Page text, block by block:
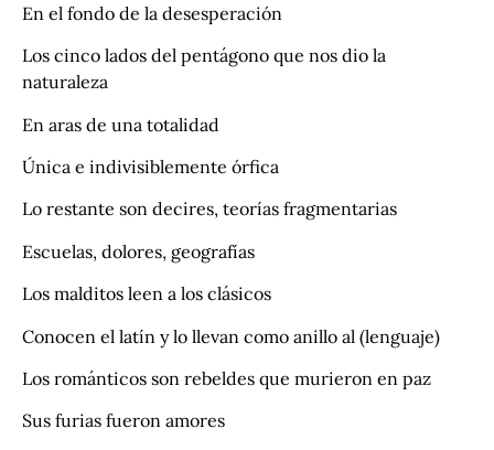
En el fondo de la desesperación
Los cinco lados del pentágono que nos dio la
naturaleza
En aras de una totalidad
Única e indivisiblemente órfica
Lo restante son decires, teorías fragmentarias
Escuelas, dolores, geografías
Los malditos leen a los clásicos
Conocen el latín y lo llevan como anillo al (lenguaje)
Los románticos son rebeldes que murieron en paz
Sus furias fueron amores